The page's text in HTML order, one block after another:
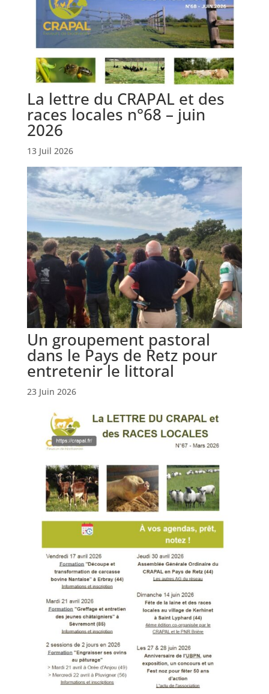
La lettre du CRAPAL et des
races locales n°68 – juin
2026
13 Juil 2026
Un groupement pastoral
dans le Pays de Retz pour
entretenir le littoral
23 Juin 2026